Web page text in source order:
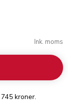
Ink. moms
kroner.